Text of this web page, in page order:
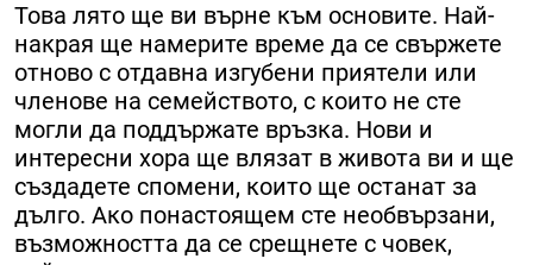
Това лято ще ви върне към основите. Най-
накрая ще намерите време да се свържете
отново с отдавна изгубени приятели или
членове на семейството, с които не сте
могли да поддържате връзка. Нови и
интересни хора ще влязат в живота ви и ще
създадете спомени, които ще останат за
дълго. Ако понастоящем сте необвързани,
възможността да се срещнете с човек,